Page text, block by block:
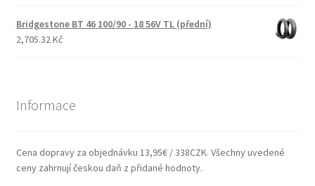
Bridgestone BT 46 100/90 - 18 56V TL (přední)
2,705.32 Kč
Informace
Cena dopravy za objednávku 13,95€ / 338CZK. Všechny uvedené
ceny zahrnují českou daň z přidané hodnoty.